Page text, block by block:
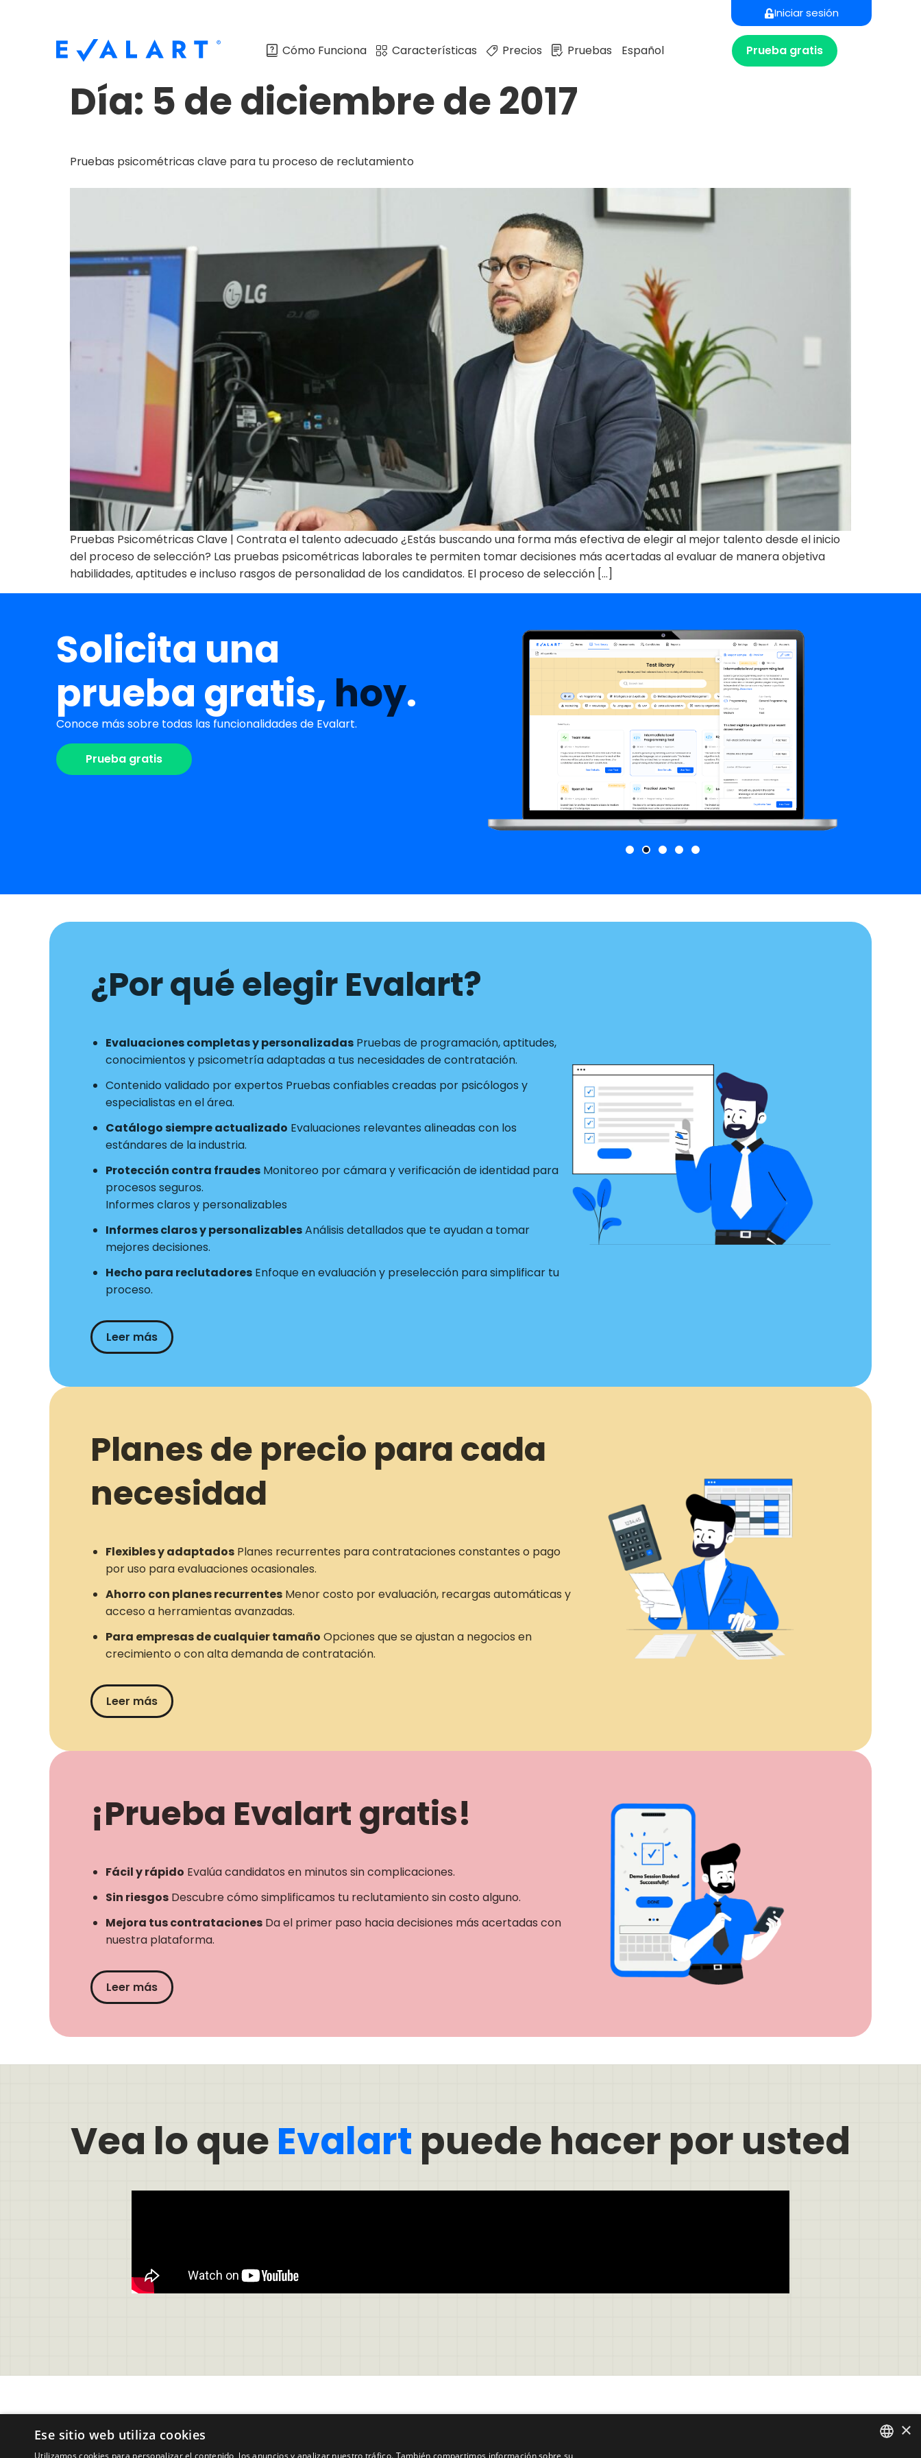
Iniciar sesión
Cómo Funciona Características Precios Pruebas Español Prueba gratis
Día: 5 de diciembre de 2017
Pruebas psicométricas clave para tu proceso de reclutamiento
Pruebas Psicométricas Clave | Contrata el talento adecuado ¿Estás buscando una forma más efectiva de elegir al mejor talento desde el inicio
del proceso de selección? Las pruebas psicométricas laborales te permiten tomar decisiones más acertadas al evaluar de manera objetiva
habilidades, aptitudes e incluso rasgos de personalidad de los candidatos. El proceso de selección […]
Solicita una
prueba gratis, hoy.
Conoce más sobre todas las funcionalidades de Evalart.
Prueba gratis
¿Por qué elegir Evalart?
Evaluaciones completas y personalizadas Pruebas de programación, aptitudes,
conocimientos y psicometría adaptadas a tus necesidades de contratación.
Contenido validado por expertos Pruebas confiables creadas por psicólogos y
especialistas en el área.
Catálogo siempre actualizado Evaluaciones relevantes alineadas con los
estándares de la industria.
Protección contra fraudes Monitoreo por cámara y verificación de identidad para
procesos seguros.
Informes claros y personalizables
Informes claros y personalizablesAnálisis detallados que te ayudan a tomar
mejores decisiones.
Hecho para reclutadores Enfoque en evaluación y preselección para simplificar tu
proceso.
Leer más
Planes de precio para cada
necesidad
Flexibles y adaptados Planes recurrentes para contrataciones constantes o pago
por uso para evaluaciones ocasionales.
Ahorro con planes recurrentes Menor costo por evaluación, recargas automáticas y
acceso a herramientas avanzadas.
Para empresas de cualquier tamaño Opciones que se ajustan a negocios en
crecimiento o con alta demanda de contratación.
Leer más
¡Prueba Evalart gratis!
Fácil y rápido Evalúa candidatos en minutos sin complicaciones.
Sin riesgos Descubre cómo simplificamos tu reclutamiento sin costo alguno.
Mejora tus contrataciones Da el primer paso hacia decisiones más acertadas con
nuestra plataforma.
Leer más
Vea lo queEvalart puede hacer por usted
Preguntas Frecuentes Usuarios
×
Ese sitio web utiliza cookies
Utilizamos cookies para personalizar el contenido, los anuncios y analizar nuestro tráfico. También compartimos información sobre su